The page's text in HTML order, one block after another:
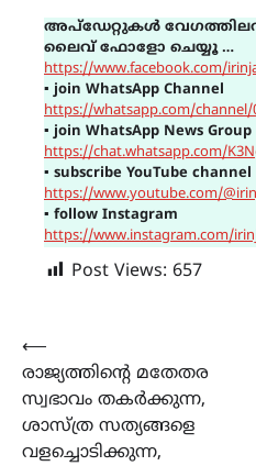
അപ്ഡേറ്റുകൾ
ലൈവ് ഫോളോ ചെയ്യൂ …
https://www.facebook.com/
▪ join WhatsApp Channel
https://whatsapp.com/channel/
▪ join WhatsApp News Group
https://chat.whatsapp.com/
▪ subscribe YouTube channel
https://www.youtube.com/
▪ follow Instagram
https://www.instagram.com/
Post Views: 657
Post
navigation
⟵
രാജ്യത്തിൻ്റെ മതേതര
സ്വഭാവം തകർക്കുന്ന,
ശാസ്ത്ര സത്യങ്ങളെ
വളച്ചൊടിക്കുന്ന,